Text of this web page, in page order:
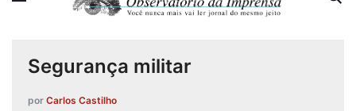
Segurança militar
por Carlos Castilho